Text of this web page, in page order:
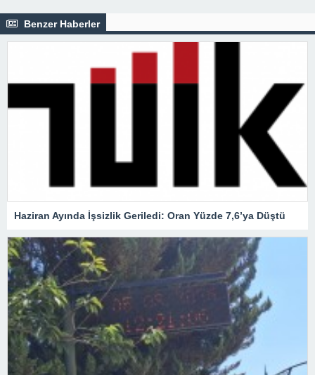
Benzer Haberler
Haziran Ayında İşsizlik Geriledi: Oran Yüzde 7,6’ya Düştü